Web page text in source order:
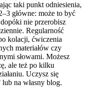
taki punkt odniesienia,
główne: może to być
nie przerobisz
Regularność
kolacji, ćwiczenia
materiałów czy
słowami. Możesz
ale też po kilku
Uczysz się
na własny blog.